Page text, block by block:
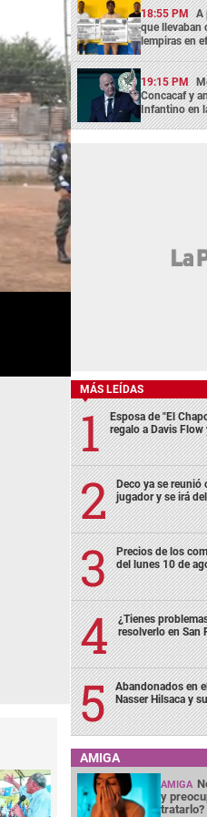
18:55 PM A
que llevaban
lempiras en
19:15 PM
Concacaf y
Infantino en
MÁS LEÍDAS
Esposa de "El
regalo a Davis
Deco ya se reunió
jugador y se irá
Precios de los
del lunes 10 de
¿Tienes
resolverlo en San
Abandonados en
Nasser Hilsaca y
AMIGA
AMIGA
y
tratarlo?